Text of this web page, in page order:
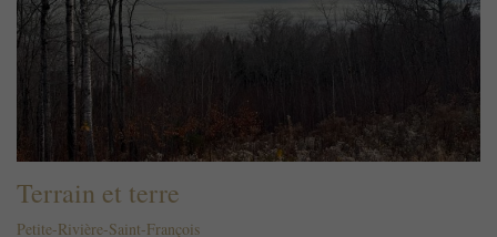
Terrain et terre
Petite-Rivière-Saint-François